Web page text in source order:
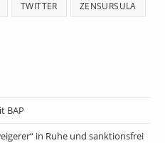
TWITTER ZENSURSULA
BAP
in Ruhe und sanktionsfrei